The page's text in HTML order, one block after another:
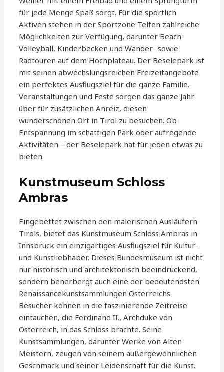
für jede Menge Spaß sorgt. Für die sportlich
Aktiven stehen in der Sportzone Telfen zahlreiche
Möglichkeiten zur Verfügung, darunter Beach-
Volleyball, Kinderbecken und Wander- sowie
Radtouren auf dem Hochplateau. Der Beselepark ist
mit seinen abwechslungsreichen Freizeitangebote
ein perfektes Ausflugsziel für die ganze Familie.
Veranstaltungen und Feste sorgen das ganze Jahr
über für zusätzlichen Anreiz, diesen
wunderschönen Ort in Tirol zu besuchen. Ob
Entspannung im schattigen Park oder aufregende
Aktivitäten – der Beselepark hat für jeden etwas zu
bieten.
Kunstmuseum Schloss
Ambras
Eingebettet zwischen den malerischen Ausläufern
Tirols, bietet das Kunstmuseum Schloss Ambras in
Innsbruck ein einzigartiges Ausflugsziel für Kultur-
und Kunstliebhaber. Dieses Bundesmuseum ist nicht
nur historisch und architektonisch beeindruckend,
sondern beherbergt auch eine der bedeutendsten
Renaissancekunstsammlungen Österreichs.
Besucher können in die faszinierende Zeitreise
eintauchen, die Ferdinand II., Archduke von
Österreich, in das Schloss brachte. Seine
Kunstsammlungen, darunter Werke von Alten
Meistern, zeugen von seinem außergewöhnlichen
Geschmack und seiner Leidenschaft für die Kunst.